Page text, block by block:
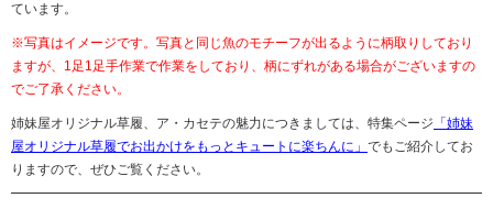
ています。
※写真はイメージです。写真と同じ魚のモチーフが出るように柄取りしており
ますが、1足1足手作業で作業をしており、柄にずれがある場合がございますの
でご了承ください。
姉妹屋オリジナル草履、ア・カセテの魅力につきましては、特集ページ 「姉妹
屋オリジナル草履でお出かけをもっとキュートに楽ちんに」 でもご紹介してお
りますので、ぜひご覧ください。